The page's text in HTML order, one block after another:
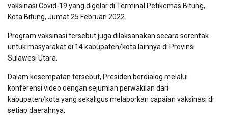
vaksinasi Covid-19 yang digelar di Terminal Petikemas Bitung,
Kota Bitung, Jumat 25 Februari 2022.
Program vaksinasi tersebut juga dilaksanakan secara serentak
untuk masyarakat di 14 kabupaten/kota lainnya di Provinsi
Sulawesi Utara.
Dalam kesempatan tersebut, Presiden berdialog melalui
konferensi video dengan sejumlah perwakilan dari
kabupaten/kota yang sekaligus melaporkan capaian vaksinasi di
setiap daerahnya.